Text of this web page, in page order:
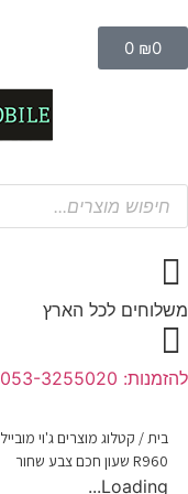
₪0
0
משלוחים לכל הארץ
להזמנות: 053-3255020
בית/ קטלוג מוצרים ג'וי מובייל
R960 שעון חכם צבע שחור
Loading...